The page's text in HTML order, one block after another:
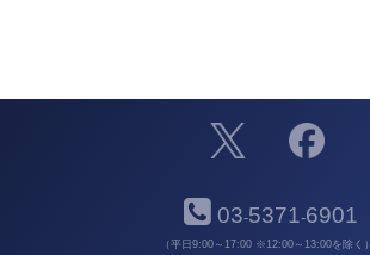
03-5371-6901
（平日9:00～17:00 ※12:00～13:00を除く）